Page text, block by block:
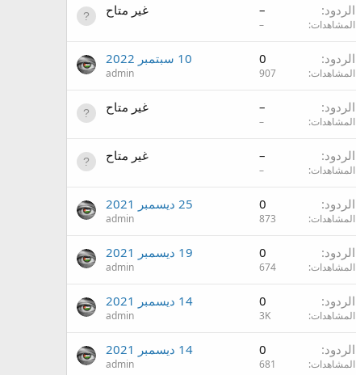
الردود –
المشاهدات –
غير متاح
الردود 0
المشاهدات 907
10 سبتمبر 2022
admin
الردود –
المشاهدات –
غير متاح
الردود –
المشاهدات –
غير متاح
الردود 0
المشاهدات 873
25 ديسمبر 2021
admin
الردود 0
المشاهدات 674
19 ديسمبر 2021
admin
الردود 0
المشاهدات 3K
14 ديسمبر 2021
admin
الردود 0
المشاهدات 681
14 ديسمبر 2021
admin